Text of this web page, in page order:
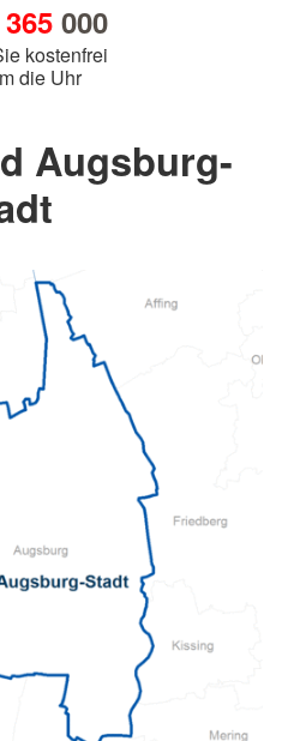
365000
kostenfrei
die Uhr
Augsburg-